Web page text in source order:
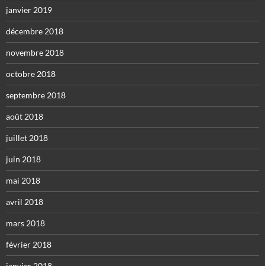
janvier 2019
décembre 2018
novembre 2018
octobre 2018
septembre 2018
août 2018
juillet 2018
juin 2018
mai 2018
avril 2018
mars 2018
février 2018